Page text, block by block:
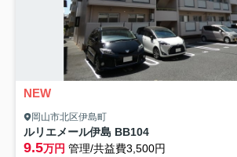
NEW
岡山市北区伊島町
ルリエメール伊島 BB104
9.5万円 管理/共益費3,500円